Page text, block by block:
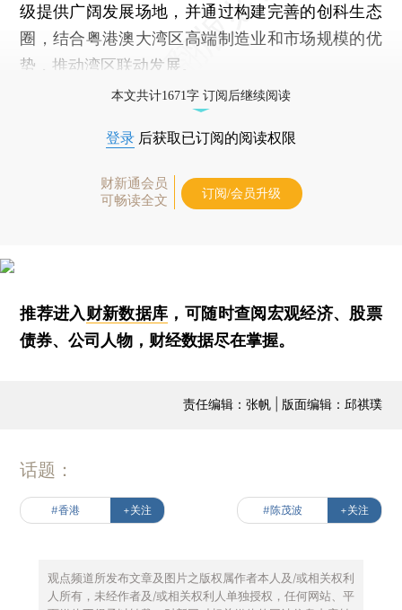
级提供广阔发展场地，并通过构建完善的创科生态
圈，结合粤港澳大湾区高端制造业和市场规模的优
势，推动湾区联动发展。
本文共计1671字 订阅后继续阅读
登录 后获取已订阅的阅读权限
财新通会员
可畅读全文
订阅/会员升级
推荐进入财新数据库 ，可随时查阅宏观经济、股票
债券、公司人物，财经数据尽在掌握。
责任编辑：张帆 | 版面编辑：邱祺璞
话题：
#香港 +关注 #陈茂波 +关注
观点频道所发布文章及图片之版权属作者本人及/或相关权利
人所有，未经作者及/或相关权利人单独授权，任何网站、平